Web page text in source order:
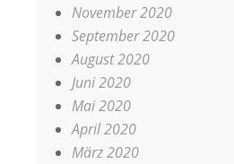
November 2020
September 2020
August 2020
Juni 2020
Mai 2020
April 2020
März 2020